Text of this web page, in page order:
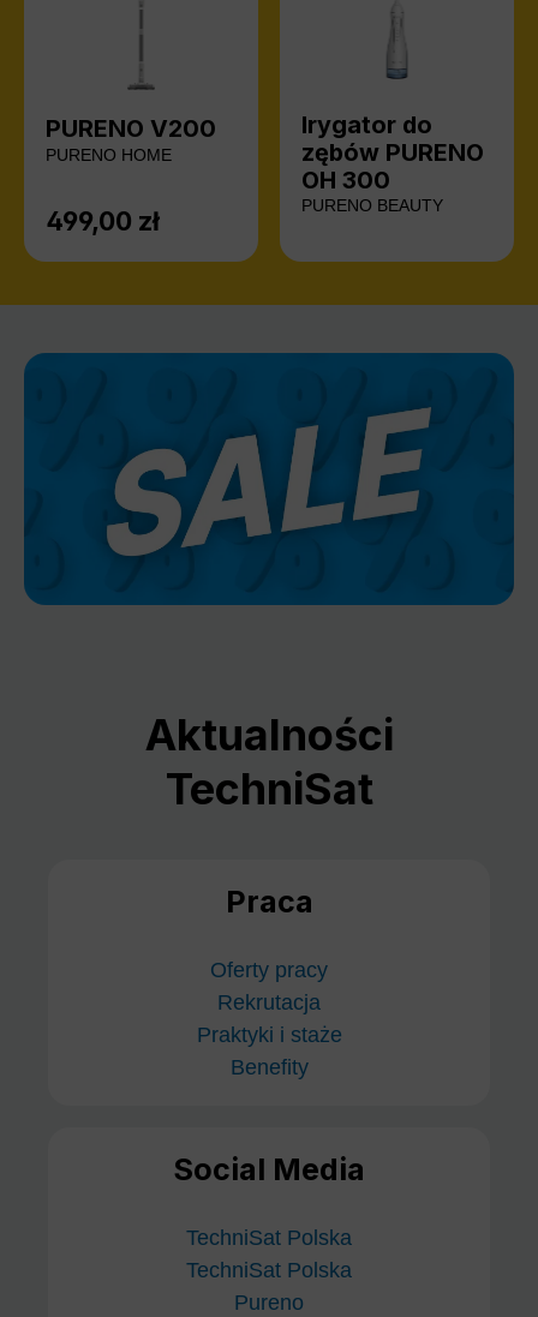
PURENO V200
PURENO HOME
Cena regularna:
499,00 zł
Irygator do
zębów PURENO
OH 300
PURENO BEAUTY
Aktualności
TechniSat
Praca
Oferty pracy
Rekrutacja
Praktyki i staże
Benefity
Social Media
TechniSat Polska
TechniSat Polska
Pureno